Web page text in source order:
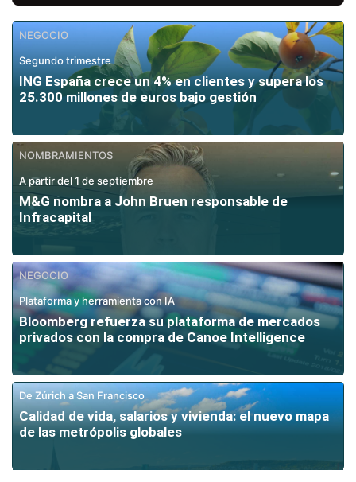
NEGOCIO
Segundo trimestre
ING España crece un 4% en clientes y supera los
25.300 millones de euros bajo gestión
NOMBRAMIENTOS
A partir del 1 de septiembre
M&G nombra a John Bruen responsable de
Infracapital
NEGOCIO
Plataforma y herramienta con IA
Bloomberg refuerza su plataforma de mercados
privados con la compra de Canoe Intelligence
De Zúrich a San Francisco
Calidad de vida, salarios y vivienda: el nuevo mapa
de las metrópolis globales